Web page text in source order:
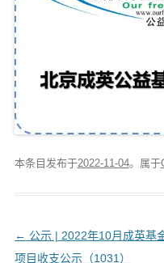
本条目发布于2022-11-04。属于
文
章
← 公示 | 2022年10月成英基
项目收支公示（1031）